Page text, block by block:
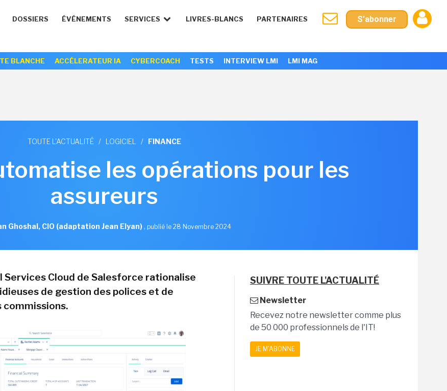
DOSSIERS ÉVÉNEMENTS SERVICES LIVRES-BLANCS PARTENAIRES S'abonner
BLANCHE ACCÉLERATEUR IA CYBERCOACH TESTS INTERVIEW LMI LMI MAG
TOUTE L'ACTUALITÉ / LOGICIEL / FINANCE
les opérations pour les
assureurs
Ghoshal, CIO (adaptation Jean Elyan), publié le 28 Novembre 2024
Services Cloud de Salesforce rationalise
de gestion des polices et de
SUIVRE TOUTE L'ACTUALITÉ
Newsletter
Recevez notre newsletter comme plus
de 50 000 professionnels de l'IT!
JE M'ABONNE